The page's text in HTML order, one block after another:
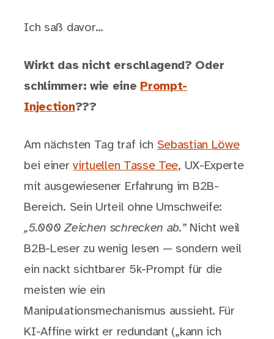
Ich saß davor…
Wirkt das nicht erschlagend? Oder
schlimmer: wie eine Prompt-
Injection???
Am nächsten Tag traf ich Sebastian Löwe
bei einervirtuellen Tasse Tee, UX-Experte
mit ausgewiesener Erfahrung im B2B-
Bereich. Sein Urteil ohne Umschweife:
„5.000 Zeichen schrecken ab.”Nicht weil
B2B-Leser zu wenig lesen — sondern weil
ein nackt sichtbarer 5k-Prompt für die
meisten wie ein
Manipulationsmechanismus aussieht. Für
KI-Affine wirkt er redundant („kann ich